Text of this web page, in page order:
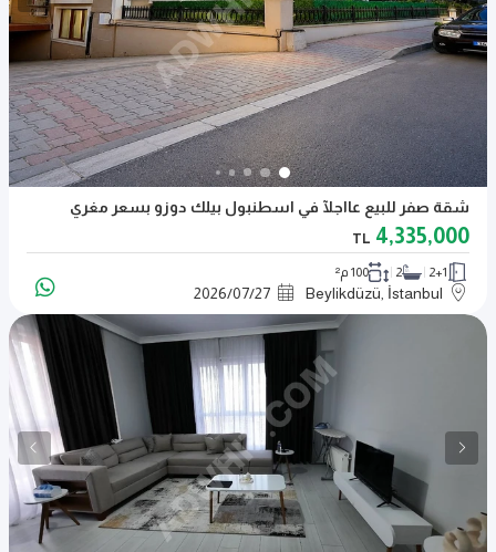
شقة صفر للبيع عااجلآ في اسطنبول بيلك دوزو بسعر مغري
4,335,000
TL
2+1
2 100 م²
Beylikdüzü, İstanbul
2026/07/27